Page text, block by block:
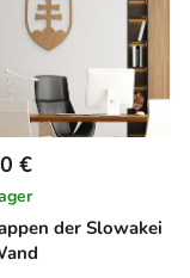
der Slowakei
€